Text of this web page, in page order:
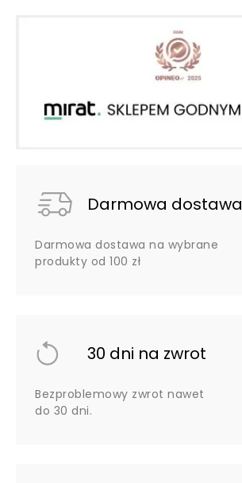
Darmowa dostawa
Darmowa dostawa na wybrane
produkty od 100 zł
30 dni na zwrot
Bezproblemowy zwrot nawet
do 30 dni.